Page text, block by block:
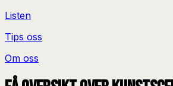
Listen
Tips oss
Om oss